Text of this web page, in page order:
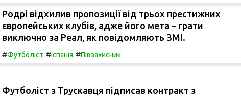
Родрі відхилив пропозиції від трьох престижних
європейських клубів, адже його мета – грати
виключно за Реал, як повідомляють ЗМІ.
#Футболіст #Іспанія #Півзахисник
Футболіст з Трускавця підписав контракт з